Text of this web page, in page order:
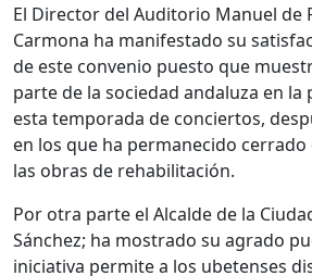
El Director del Auditorio Manuel de
Carmona ha manifestado su
de este convenio puesto que
parte de la sociedad andaluza en
esta temporada de conciertos,
en los que ha permanecido
las obras de rehabilitación.
Por otra parte el Alcalde de la
Sánchez; ha mostrado su agrado
iniciativa permite a los ubetenses